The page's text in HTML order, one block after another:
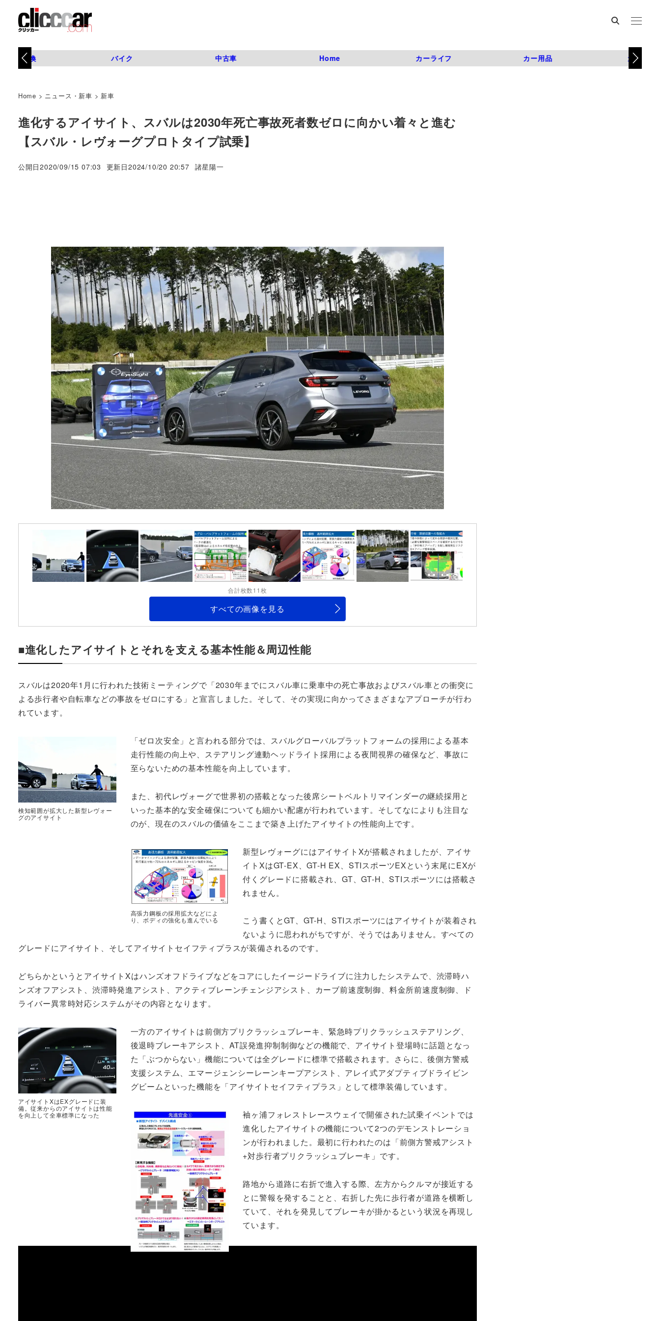
タイヤ交換 バイク 中古車 Home カーライフ カー用品 カスタム
Home > ニュース・新車 > 新車
進化するアイサイト、スバルは2030年死亡事故死者数ゼロに向かい着々と進む
【スバル・レヴォーグプロトタイプ試乗】
公開日2020/09/15 07:03 更新日2024/10/20 20:57 著
諸星陽一
合計枚数11枚
すべての画像を見る
■進化したアイサイトとそれを支える基本性能＆周辺性能
スバルは2020年1月に行われた技術ミーティングで「2030年までにスバル車に乗車中の死亡事故およびスバル車との衝突に
よる歩行者や自転車などの事故をゼロにする」と宣言しました。そして、その実現に向かってさまざまなアプローチが行わ
れています。
検知範囲が拡大した新型レヴォー
グのアイサイト
「ゼロ次安全」と言われる部分では、スバルグローバルプラットフォームの採用による基本
走行性能の向上や、ステアリング連動ヘッドライト採用による夜間視界の確保など、事故に
至らないための基本性能を向上しています。
また、初代レヴォーグで世界初の搭載となった後席シートベルトリマインダーの継続採用と
いった基本的な安全確保についても細かい配慮が行われています。そしてなによりも注目な
のが、現在のスバルの価値をここまで築き上げたアイサイトの性能向上です。
高張力鋼板の採用拡大などによ
り、ボディの強化も進んでいる
新型レヴォーグにはアイサイトXが搭載されましたが、アイサ
イトXはGT-EX、GT-H EX、STIスポーツEXという末尾にEXが
付くグレードに搭載され、GT、GT-H、STIスポーツには搭載さ
れません。
こう書くとGT、GT-H、STIスポーツにはアイサイトが装着され
ないように思われがちですが、そうではありません。すべての
グレードにアイサイト、そしてアイサイトセイフティプラスが装備されるのです。
どちらかというとアイサイトXはハンズオフドライブなどをコアにしたイージードライブに注力したシステムで、渋滞時ハ
ンズオフアシスト、渋滞時発進アシスト、アクティブレーンチェンジアシスト、カーブ前速度制御、料金所前速度制御、ド
ライバー異常時対応システムがその内容となります。
アイサイトXはEXグレードに装
備。従来からのアイサイトは性能
を向上して全車標準になった
一方のアイサイトは前側方プリクラッシュブレーキ、緊急時プリクラッシュステアリング、
後退時ブレーキアシスト、AT誤発進抑制制御などの機能で、アイサイト登場時に話題となっ
た「ぶつからない」機能については全グレードに標準で搭載されます。さらに、後側方警戒
支援システム、エマージェンシーレーンキープアシスト、アレイ式アダプティブドライビン
グビームといった機能を「アイサイトセイフティプラス」として標準装備しています。
袖ヶ浦フォレストレースウェイで開催された試乗イベントでは
進化したアイサイトの機能について2つのデモンストレーショ
ンが行われました。最初に行われたのは「前側方警戒アシスト
+対歩行者プリクラッシュブレーキ」です。
路地から道路に右折で進入する際、左方からクルマが接近する
とに警報を発することと、右折した先に歩行者が道路を横断し
ていて、それを発見してブレーキが掛かるという状況を再現し
ています。